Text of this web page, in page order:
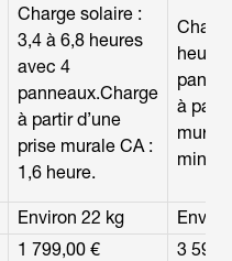
Charge solaire :
3,4 à 6,8 heures
avec 4
panneaux.Charge
à partir d’une
prise murale CA :
1,6 heure.
à
Environ 22 kg
1 799,00 € 3